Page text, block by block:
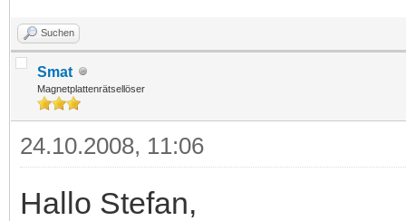
Suchen
Smat
Magnetplattenrätsellöser
24.10.2008, 11:06
Hallo Stefan,